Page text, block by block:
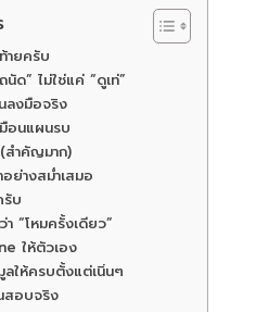
ายครับ
ด” ไม่ใช่แค่ “ดูเท่”
ลงมือจริง
มือนแผนรบ
สำคัญมาก)
ย่างสม่ำเสมอ
บ
“โหมครั้งเดียว”
ให้ตัวเอง
ลให้ครบตั้งแต่เนิ่นๆ
สอบจริง